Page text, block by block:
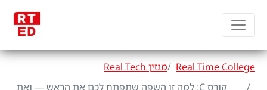
Real Time College
מגזין Real Tech
קורס C: למה זו השפה שתפתח לכם את הראש — ואת